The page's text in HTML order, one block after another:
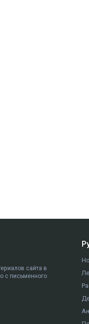
сайта в
с письменного